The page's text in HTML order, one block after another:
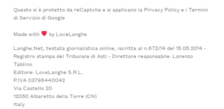
Questo si è protetto da reCaptcha e si applicano la Privacy Policye i Termini
di Serviziodi Google
Made with
by LoveLanghe
Langhe.Net, testata giornalistica online, iscritta al n.672/14 del 15.05.2014 -
Registro stampa del Tribunale di Asti - Direttore responsabile: Lorenzo
Tablino.
Editore: LoveLanghe S.R.L.
P.IVA 03796440042
Via Castello 20
12050 Albaretto della Torre (CN)
Italy